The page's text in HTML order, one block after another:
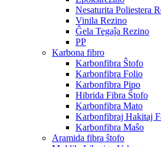
Nesaturita Poliestera
Vinila Rezino
Ĝela Tegaĵa Rezino
PP
Karbona fibro
Karbonfibra Ŝtofo
Karbonfibra Folio
Karbonfibra Pipo
Hibrida Fibra Ŝtofo
Karbonfibra Mato
Karbonfibraj Hakitaj
Karbonfibra Maŝo
Aramida fibra ŝtofo